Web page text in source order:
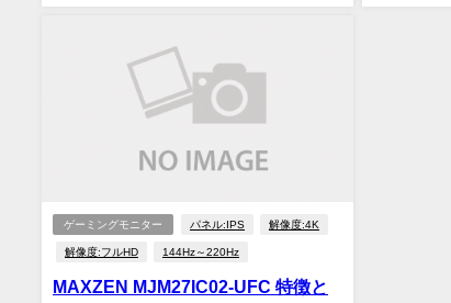
ゲーミングモニター パネル:IPS 解像度:4K
解像度:フルHD 144Hz～220Hz
MAXZEN MJM27IC02-UFC 特徴と